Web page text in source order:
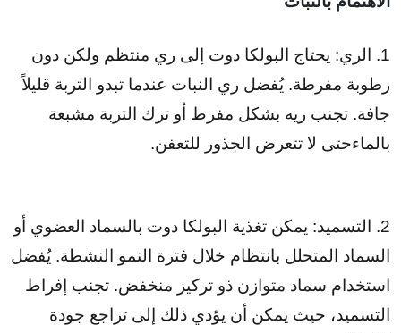
1. الري: يحتاج البولكا دوت إلى ري منتظم ولكن دون
رطوبة مفرطة. يُفضل ري النبات عندما تبدو التربة قليلاً
جافة. تجنب ريه بشكل مفرط أو ترك التربة مشبعة
بالماءحتى لا تتعرض الجذور للتعفن.
2. التسميد: يمكن تغذية البولكا دوت بالسماد العضوي أو
السماد المتحلل بانتظام خلال فترة النمو النشطة. يُفضل
استخدام سماد متوازن ذو تركيز منخفض. تجنب إفراط
التسميد، حيث يمكن أن يؤدي ذلك إلى تراجع جودة